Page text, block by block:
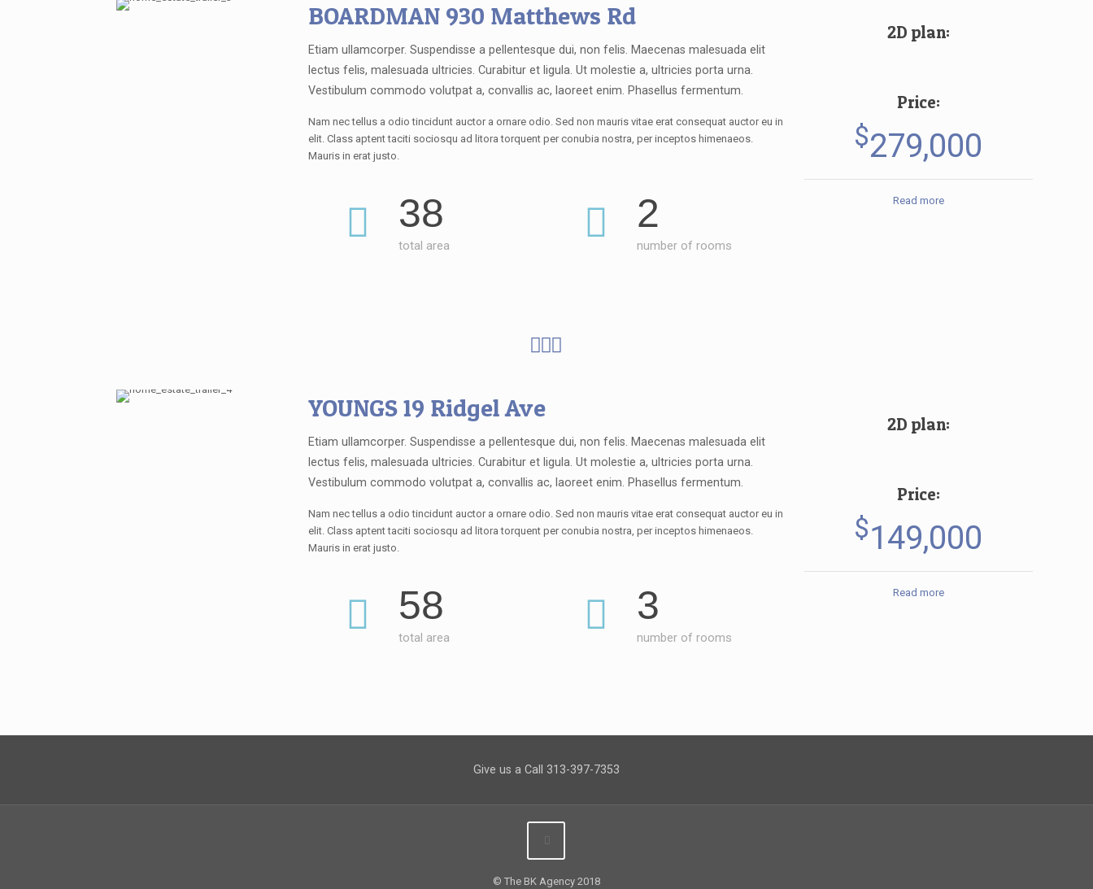
BOARDMAN 930 Matthews Rd
Etiam ullamcorper. Suspendisse a pellentesque dui, non felis. Maecenas malesuada elit
lectus felis, malesuada ultricies. Curabitur et ligula. Ut molestie a, ultricies porta urna.
Vestibulum commodo volutpat a, convallis ac, laoreet enim. Phasellus fermentum.
Nam nec tellus a odio tincidunt auctor a ornare odio. Sed non mauris vitae erat consequat auctor eu in
elit. Class aptent taciti sociosqu ad litora torquent per conubia nostra, per inceptos himenaeos.
Mauris in erat justo.
38
total area
2
number of rooms
2D plan:
Price:
$279,000
Read more
YOUNGS 19 Ridgel Ave
Etiam ullamcorper. Suspendisse a pellentesque dui, non felis. Maecenas malesuada elit
lectus felis, malesuada ultricies. Curabitur et ligula. Ut molestie a, ultricies porta urna.
Vestibulum commodo volutpat a, convallis ac, laoreet enim. Phasellus fermentum.
Nam nec tellus a odio tincidunt auctor a ornare odio. Sed non mauris vitae erat consequat auctor eu in
elit. Class aptent taciti sociosqu ad litora torquent per conubia nostra, per inceptos himenaeos.
Mauris in erat justo.
58
total area
3
number of rooms
2D plan:
Price:
$149,000
Read more
Give us a Call 313-397-7353
© The BK Agency 2018